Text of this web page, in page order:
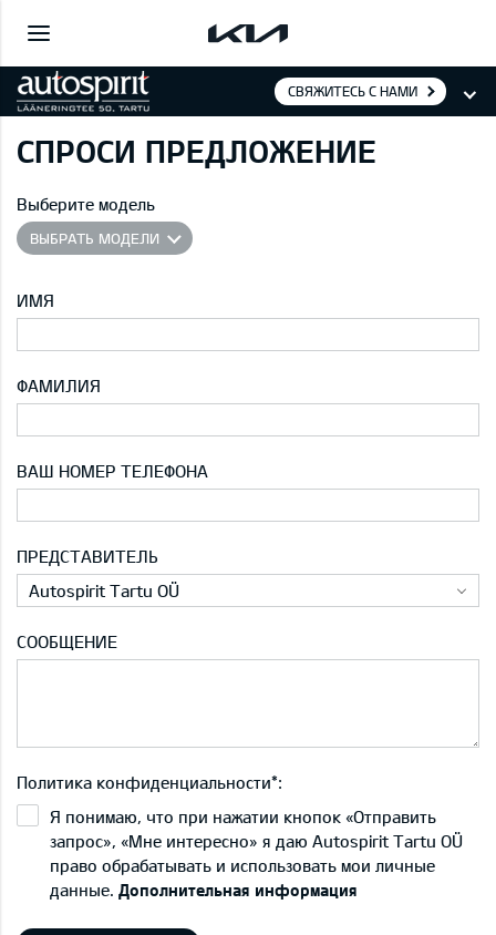
СВЯЖИТЕСЬ С НАМИ
СПРОСИ ПРЕДЛОЖЕНИЕ
Выберите модель
ВЫБРАТЬ МОДЕЛИ
ИМЯ
ФАМИЛИЯ
ВАШ НОМЕР ТЕЛЕФОНА
ПРЕДСТАВИТЕЛЬ
Autospirit Tartu OÜ
СООБЩЕНИЕ
Политика конфиденциальности*:
Я понимаю, что при нажатии кнопок «Отправить
запрос», «Мне интересно» я даю Autospirit Tartu OÜ
право обрабатывать и использовать мои личные
данные. Дополнительная информация